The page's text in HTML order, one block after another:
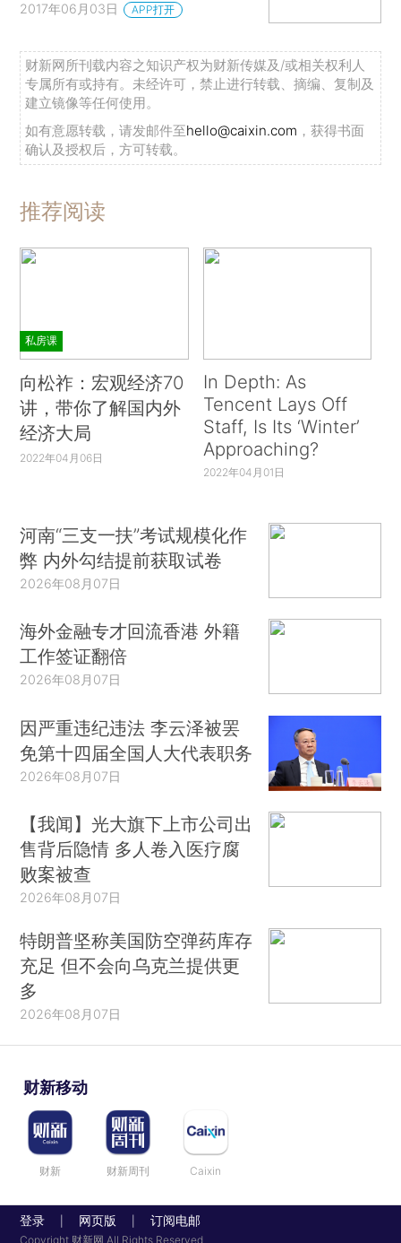
2017年06月03日 APP打开
财新网所刊载内容之知识产权为财新传媒及/或相关权利人
专属所有或持有。未经许可，禁止进行转载、摘编、复制及
建立镜像等任何使用。
如有意愿转载，请发邮件至hello@caixin.com ，获得书面
确认及授权后，方可转载。
推荐阅读
私房课
向松祚：宏观经济70
讲，带你了解国内外
经济大局
2022年04月06日
In Depth: As
Tencent Lays Off
Staff, Is Its ‘Winter’
Approaching?
2022年04月01日
河南“三支一扶”考试规模化作
弊 内外勾结提前获取试卷
2026年08月07日
海外金融专才回流香港 外籍
工作签证翻倍
2026年08月07日
因严重违纪违法 李云泽被罢
免第十四届全国人大代表职务
2026年08月07日
【我闻】光大旗下上市公司出
售背后隐情 多人卷入医疗腐
败案被查
2026年08月07日
特朗普坚称美国防空弹药库存
充足 但不会向乌克兰提供更
多
2026年08月07日
财新移动
财新 财新周刊 Caixin
登录 网页版 订阅电邮
Copyright 财新网 All Rights Reserved